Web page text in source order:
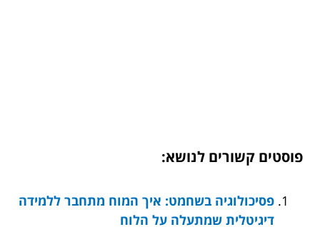
פוסטים קשורים לנושא:
פסיכולוגיה בשחמט: איך המוח מתחבר ללמידה
דיגיטלית שמתעלה על הלוח